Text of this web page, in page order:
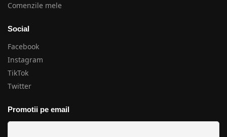
Comenzile mele
Social
Facebook
Instagram
TikTok
Twitter
Promotii pe email